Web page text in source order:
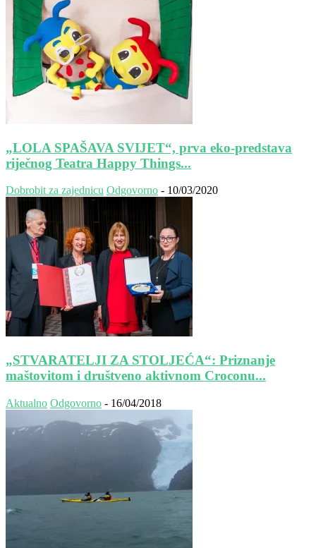
„LOLA SPAŠAVA SVIJET“, prva eko-predstava
riječnog Teatra Happy Things...
Dobrobit za zajednicu Odgovorno - 10/03/2020
„STVARATELJI ZA STOLJEĆA“: Priznanje
maštovitom i društveno aktivnom Croconu...
Aktualno Odgovorno - 16/04/2018